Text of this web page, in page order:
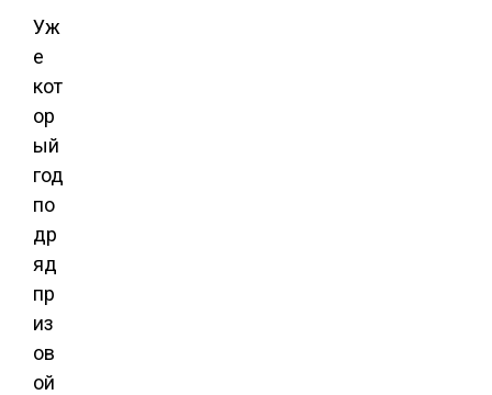
Уж
е
кот
ор
ый
год
по
др
яд
пр
из
ов
ой